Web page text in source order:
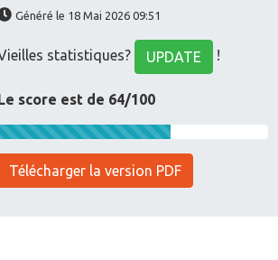
Généré le 18 Mai 2026 09:51
statistiques? UPDATE !
score est de 64/100
Télécharger la version PDF